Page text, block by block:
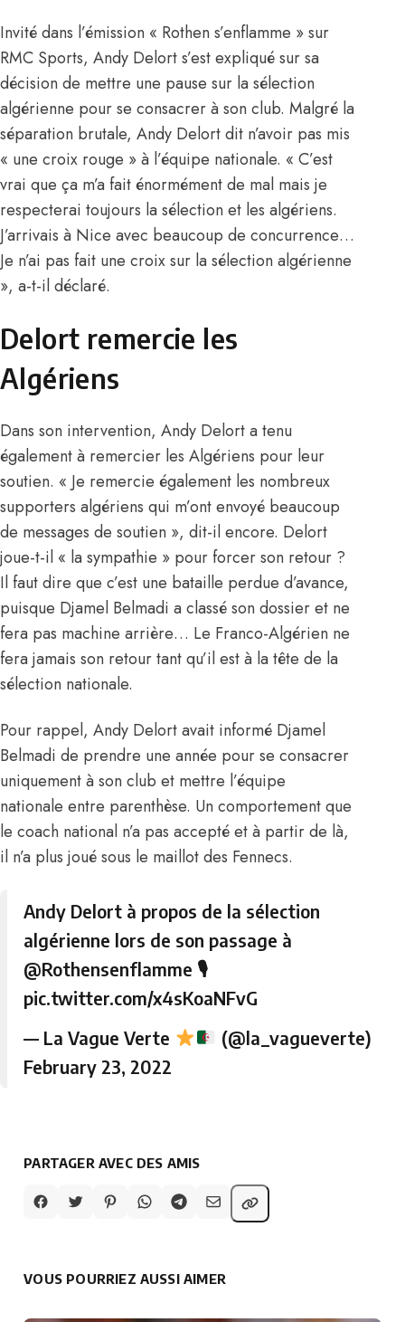
Invité dans l’émission « Rothen s’enflamme » sur
RMC Sports, Andy Delort s’est expliqué sur sa
décision de mettre une pause sur la sélection
algérienne pour se consacrer à son club. Malgré la
séparation brutale, Andy Delort dit n’avoir pas mis
« une croix rouge » à l’équipe nationale. « C’est
vrai que ça m’a fait énormément de mal mais je
respecterai toujours la sélection et les algériens.
J’arrivais à Nice avec beaucoup de concurrence…
Je n’ai pas fait une croix sur la sélection algérienne
», a-t-il déclaré.
Delort remercie les
Algériens
Dans son intervention, Andy Delort a tenu
également à remercier les Algériens pour leur
soutien. « Je remercie également les nombreux
supporters algériens qui m’ont envoyé beaucoup
de messages de soutien », dit-il encore. Delort
joue-t-il « la sympathie » pour forcer son retour ?
Il faut dire que c’est une bataille perdue d’avance,
puisque Djamel Belmadi a classé son dossier et ne
fera pas machine arrière… Le Franco-Algérien ne
fera jamais son retour tant qu’il est à la tête de la
sélection nationale.
Pour rappel, Andy Delort avait informé Djamel
Belmadi de prendre une année pourse consacrer
uniquement à son club et mettre l’équipe
nationale entre parenthèse. Un comportement que
le coach national n’a pas accepté et à partir de là,
il n’a plus joué sous le maillot des Fennecs.
Andy Delort à propos de la sélection
algérienne lors de son passage à
@Rothensenflamme 🎙
pic.twitter.com/x4sKoaNFvG
— La Vague Verte
(@la_vagueverte)
February 23, 2022
PARTAGER AVEC DES AMIS
VOUS POURRIEZ AUSSI AIMER